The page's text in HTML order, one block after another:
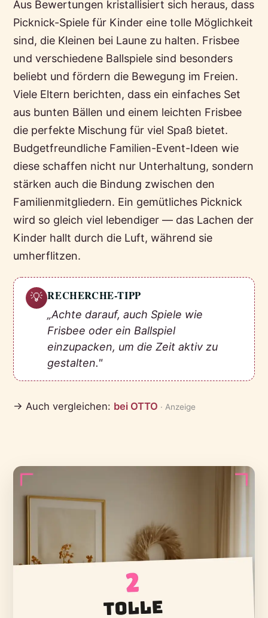
Aus Bewertungen kristallisiert sich heraus, dass
Picknick-Spiele für Kinder eine tolle Möglichkeit
sind, die Kleinen bei Laune zu halten. Frisbee
und verschiedene Ballspiele sind besonders
beliebt und fördern die Bewegung im Freien.
Viele Eltern berichten, dass ein einfaches Set
aus bunten Bällen und einem leichten Frisbee
die perfekte Mischung für viel Spaß bietet.
Budgetfreundliche Familien-Event-Ideen wie
diese schaffen nicht nur Unterhaltung, sondern
stärken auch die Bindung zwischen den
Familienmitgliedern. Ein gemütliches Picknick
wird so gleich viel lebendiger — das Lachen der
Kinder hallt durch die Luft, während sie
umherflitzen.
💡 RECHERCHE-TIPP
„Achte darauf, auch Spiele wie
Frisbee oder ein Ballspiel
einzupacken, um die Zeit aktiv zu
gestalten."
→ Auch vergleichen: bei OTTO · Anzeige